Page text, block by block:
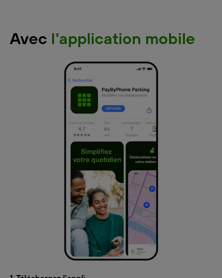
Avec l'application mobile